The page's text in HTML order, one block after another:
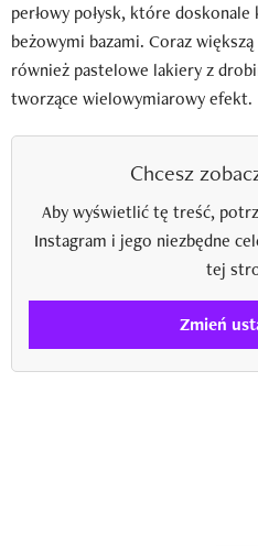
perłowy połysk, które
beżowymi bazami. Coraz
również pastelowe lakiery z
tworzące wielowymiarowy efekt.
Chcesz
Aby wyświetlić tę treść,
Instagram i jego niezbędne
tej
Zmień